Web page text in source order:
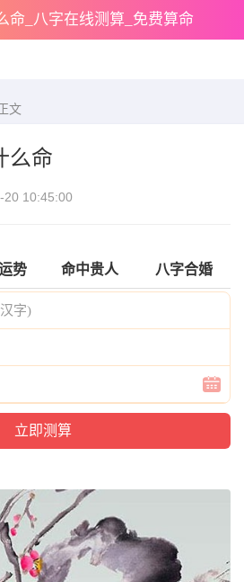
命_八字在线测算_免费算命
文
么命
20 10:45:00
势 命中贵人 八字合婚